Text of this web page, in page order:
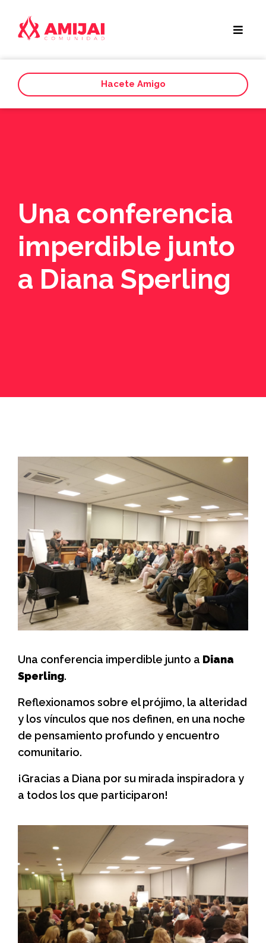
Hacete Amigo
Una conferencia
imperdible junto
a Diana Sperling
Una conferencia imperdible junto a Diana
Sperling.
Reflexionamos sobre el prójimo, la alteridad
y los vínculos que nos definen, en una noche
de pensamiento profundo y encuentro
comunitario.
¡Gracias a Diana por su mirada inspiradora y
a todos los que participaron!